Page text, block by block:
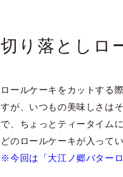
切り落としロ
ロールケーキをカットする
すが、いつもの美味しさは
で、ちょっとティータイム
どのロールケーキが入って
※今回は「大江ノ郷バター